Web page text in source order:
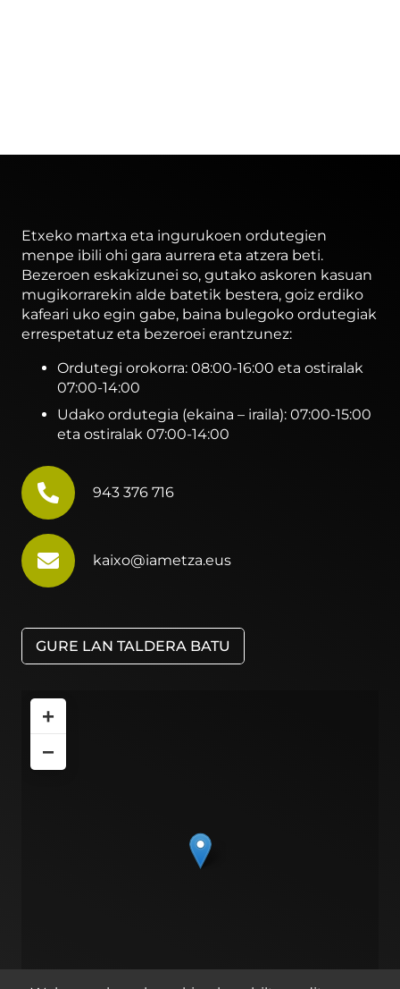
Etxeko martxa eta ingurukoen ordutegien
menpe ibili ohi gara aurrera eta atzera beti.
Bezeroen eskakizunei so, gutako askoren kasuan
mugikorrarekin alde batetik bestera, goiz erdiko
kafeari uko egin gabe, baina bulegoko ordutegiak
errespetatuz eta bezeroei erantzunez:
Ordutegi orokorra: 08:00-16:00 eta ostiralak
07:00-14:00
Udako ordutegia (ekaina – iraila): 07:00-15:00
eta ostiralak 07:00-14:00
943 376 716
kaixo@iametza.eus
GURE LAN TALDERA BATU
+
−